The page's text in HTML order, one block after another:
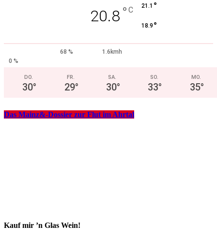
20.8 ° C 21.1 °
18.9 °
68 %
1.6kmh
0 %
DO.
30°
FR.
29°
SA.
30°
SO.
33°
MO.
35°
Das Mainz&-Dossier zur Flut im Ahrtal
Kauf mir ’n Glas Wein!